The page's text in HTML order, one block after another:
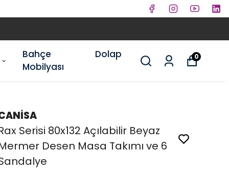
Bahçe
Mobilyası
Dolap 0
Serisi 80x132 Açılabilir Beyaz
Desen Masa Takımı ve 6